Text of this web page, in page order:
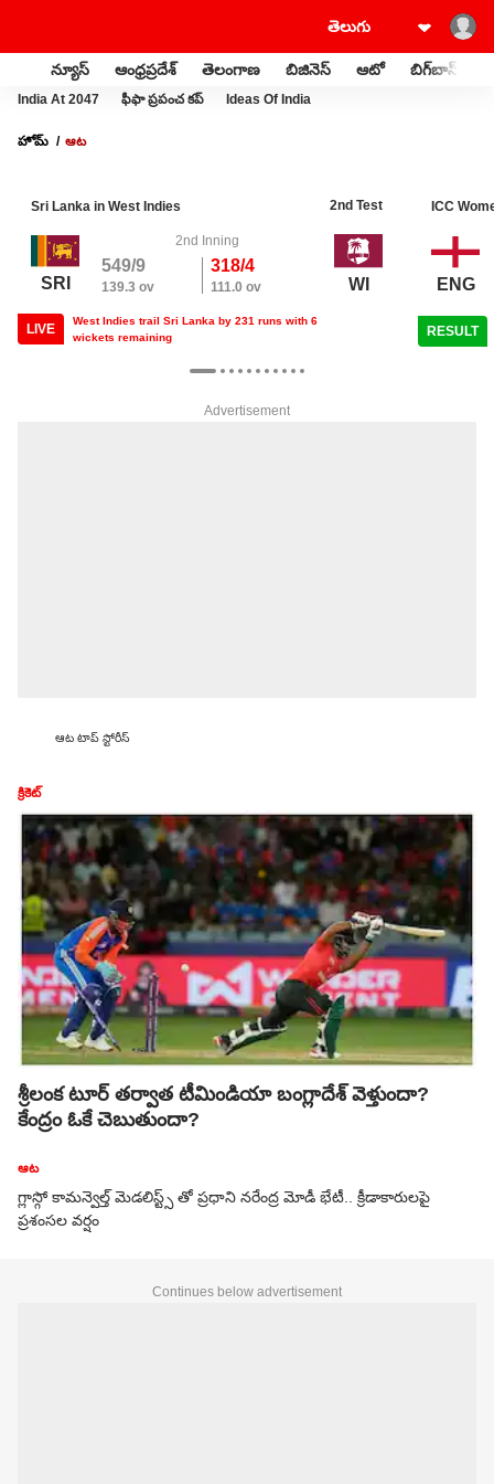
న్యూస్ ఆంధ్రప్రదేశ్ తెలంగాణ బిజినెస్ ఆటో బిగ్‌బాస్
India At 2047 ఫీఫా ప్రపంచ కప్ Ideas Of India
హోమ్ ఆట
Sri Lanka in West Indies 2nd Test
SRI
2nd Inning
549/9
139.3 ov
318/4
111.0 ov WI
LIVE
West Indies trail Sri Lanka by 231 runs with 6
wickets remaining
ICC
ENG
RESULT
Advertisement
ఆట టాప్ స్టోరీస్
క్రికెట్
శ్రీలంక టూర్ తర్వాత టీమిండియా బంగ్లాదేశ్‌ వెళ్తుందా?
కేంద్రం ఓకే చెబుతుందా?
ఆట
గ్లాస్గో కామన్వెల్త్ మెడలిస్ట్స్ తో ప్ర‌ధాని న‌రేంద్ర‌ మోడీ భేటీ.. క్రీడాకారులపై
ప్రశంసల వర్షం
Continues below advertisement